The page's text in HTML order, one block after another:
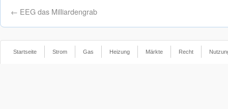
← EEG das Milliardengrab
Startseite Strom Gas Heizung Märkte Recht